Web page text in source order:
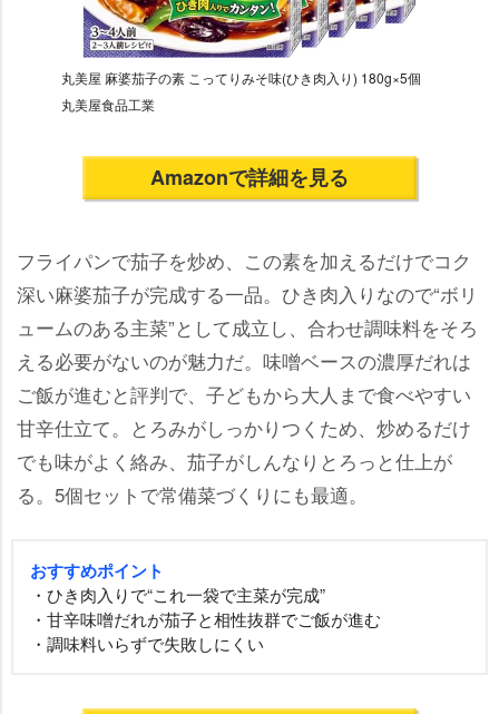
丸美屋 麻婆茄子の素 こってりみそ味(ひき肉入り) 180g×5個
丸美屋食品工業
Amazonで詳細を見る
フライパンで茄子を炒め、この素を加えるだけでコク
深い麻婆茄子が完成する一品。ひき肉入りなので“ボリ
ュームのある主菜”として成立し、合わせ調味料をそろ
える必要がないのが魅力だ。味噌ベースの濃厚だれは
ご飯が進むと評判で、子どもから大人まで食べやすい
甘辛仕立て。とろみがしっかりつくため、炒めるだけ
でも味がよく絡み、茄子がしんなりとろっと仕上が
る。5個セットで常備菜づくりにも最適。
おすすめポイント
・ひき肉入りで“これ一袋で主菜が完成”
・甘辛味噌だれが茄子と相性抜群でご飯が進む
・調味料いらずで失敗しにくい